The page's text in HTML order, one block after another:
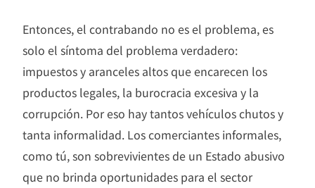
Entonces, el contrabando no es el problema, es
solo el síntoma del problema verdadero:
impuestos y aranceles altos que encarecen los
productos legales, la burocracia excesiva y la
corrupción. Por eso hay tantos vehículos chutos y
tanta informalidad. Los comerciantes informales,
como tú, son sobrevivientes de un Estado abusivo
que no brinda oportunidades para el sector